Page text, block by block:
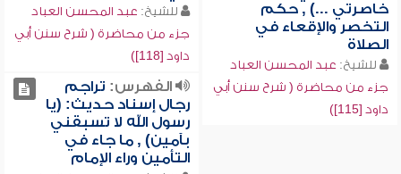
خاصرتي ...) , حكم
التخصر والإقعاء في
الصلاة
للشيخ: عبد المحسن العباد
جزء من محاضرة ( شرح سنن أبي
داود [115])
للشيخ: عبد المحسن العباد
جزء من محاضرة ( شرح سنن أبي
داود [118])
الفهرس: تراجم
رجال إسناد حديث: (يا
رسول الله لا تسبقني
بآمين) , ما جاء في
التأمين وراء الإمام